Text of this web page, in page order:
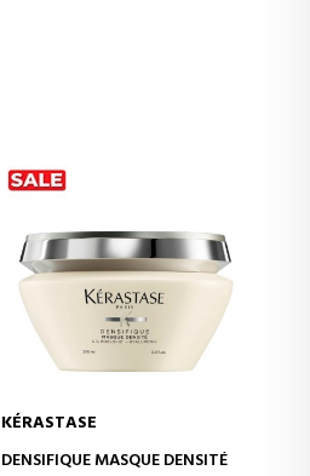
ADD TO CART
KÉRASTASE
DENSIFIQUE MASQUE DENSITÉ